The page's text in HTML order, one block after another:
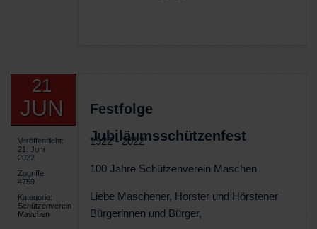
21
JUN
Veröffentlicht:
21. Juni
2022
Zugriffe:
4759
Kategorie:
Schützenverein
Maschen
Festfolge
Jubiläumsschützenfest
1922 - 2022
100 Jahre Schützenverein Maschen
Liebe Maschener, Horster und Hörstener
Bürgerinnen und Bürger,